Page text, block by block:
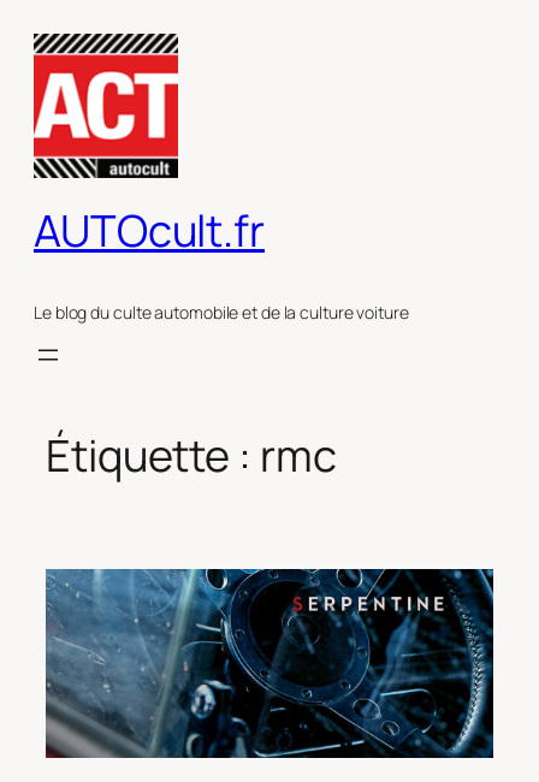
contenu
AUTOcult.fr
Le blog du culte automobile et de la culture voiture
Étiquette : rmc